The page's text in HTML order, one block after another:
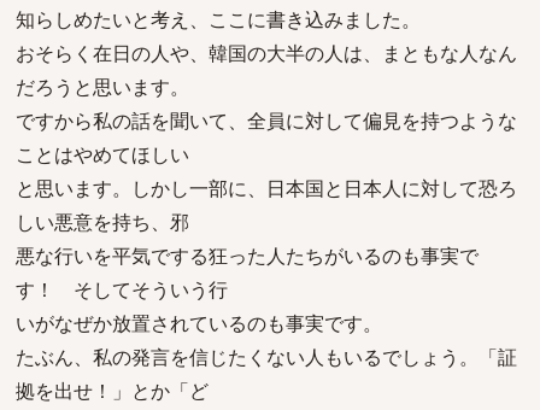
知らしめたいと考え、ここに書き込みました。
おそらく在日の人や、韓国の大半の人は、まともな人なん
だろうと思います。
ですから私の話を聞いて、全員に対して偏見を持つような
ことはやめてほしい
と思います。しかし一部に、日本国と日本人に対して恐ろ
しい悪意を持ち、邪
悪な行いを平気でする狂った人たちがいるのも事実で
す！ そしてそういう行
いがなぜか放置されているのも事実です。
たぶん、私の発言を信じたくない人もいるでしょう。「証
拠を出せ！」とか「ど